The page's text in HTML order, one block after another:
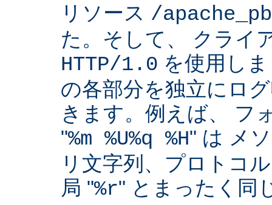
リソース /
た。そして、 クライ
HTTP/1.0 を使用し
の各部分を独立にロ
きます。例えば、 フ
"%m %U%q %H" は メ
リ文字列、プロトコ
局 "%r" とまったく同